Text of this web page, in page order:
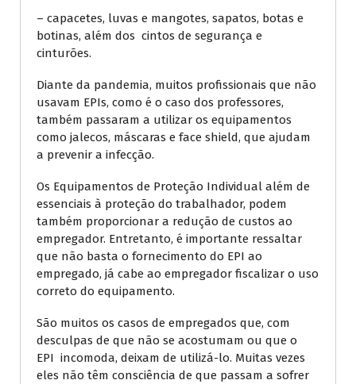
– capacetes, luvas e mangotes, sapatos, botas e
botinas, além dos cintos de segurança e
cinturões.
Diante da pandemia, muitos profissionais que não
usavam EPIs, como é o caso dos professores,
também passaram a utilizar os equipamentos
como jalecos, máscaras e face shield, que ajudam
a prevenir a infecção.
Os Equipamentos de Proteção Individual além de
essenciais à proteção do trabalhador, podem
também proporcionar a redução de custos ao
empregador. Entretanto, é importante ressaltar
que não basta o fornecimento do EPI ao
empregado, já cabe ao empregador fiscalizar o uso
correto do equipamento.
São muitos os casos de empregados que, com
desculpas de que não se acostumam ou que o
EPI incomoda, deixam de utilizá-lo. Muitas vezes
eles não têm consciência de que passam a sofrer